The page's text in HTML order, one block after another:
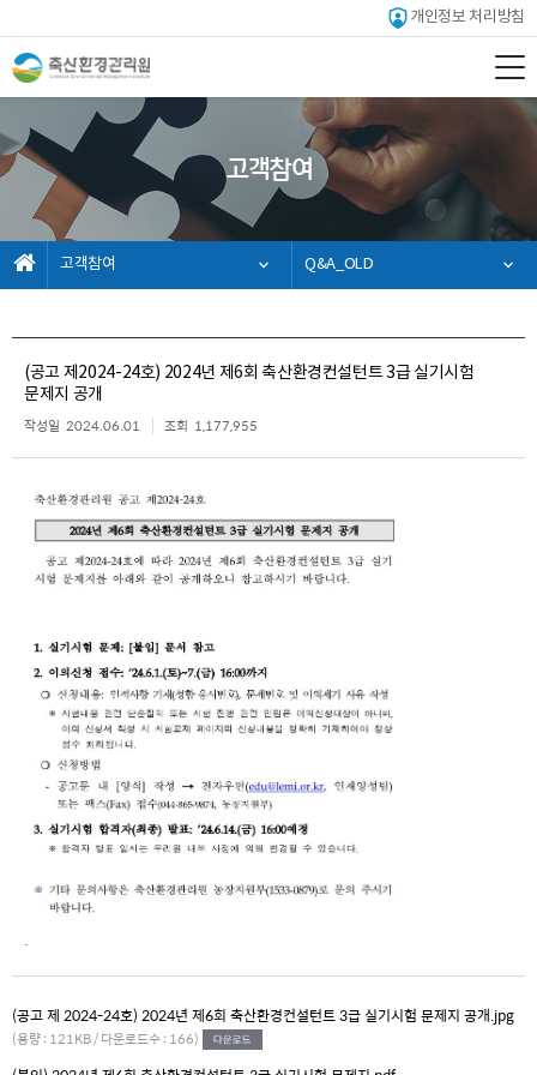
개인정보 처리방침
고객참여
고객참여 Q&A_OLD
(공고 제2024-24호) 2024년 제6회 축산환경컨설턴트 3급 실기시험
문제지 공개
작성일 2024.06.01 조회 1,177,955
.
(공고 제 2024-24호) 2024년 제6회 축산환경컨설턴트 3급 실기시험 문제지 공개.jpg
(용량 : 121KB / 다운로드수 : 166)